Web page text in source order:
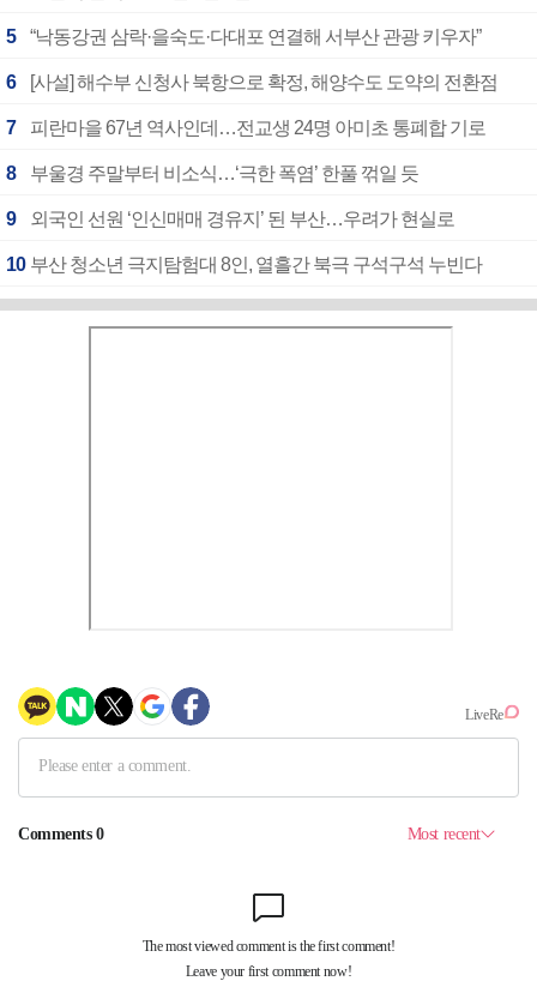
5 “낙동강권 삼락·을숙도·다대포 연결해 서부산 관광 키우자”
6 [사설] 해수부 신청사 북항으로 확정, 해양수도 도약의 전환점
7 피란마을 67년 역사인데…전교생 24명 아미초 통폐합 기로
8 부울경 주말부터 비소식…‘극한 폭염’ 한풀 꺾일 듯
9 외국인 선원 ‘인신매매 경유지’ 된 부산…우려가 현실로
10 부산 청소년 극지탐험대 8인, 열흘간 북극 구석구석 누빈다